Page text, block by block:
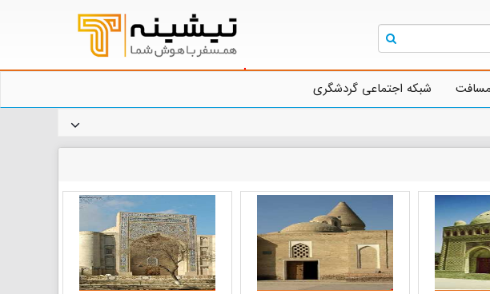
شبکه اجتماعی گردشگری